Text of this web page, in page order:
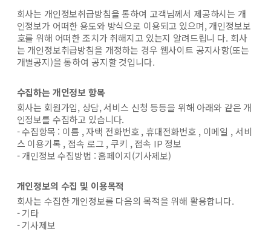
회사는 개인정보취급방침을 통하여 고객님께서 제공하시는 개
인정보가 어떠한 용도와 방식으로 이용되고 있으며, 개인정보보
호를 위해 어떠한 조치가 취해지고 있는지 알려드립니 다. 회사
는 개인정보취급방침을 개정하는 경우 웹사이트 공지사항(또는
개별공지)을 통하여 공지할 것입니다.
수집하는 개인정보 항목
회사는 회원가입, 상담, 서비스 신청 등등을 위해 아래와 같은 개
인정보를 수집하고 있습니다.
- 수집항목 : 이름 , 자택 전화번호 , 휴대전화번호 , 이메일 , 서비
스 이용기록 , 접속 로그 , 쿠키 , 접속 IP 정보
- 개인정보 수집방법 : 홈페이지(기사제보)
개인정보의 수집 및 이용목적
회사는 수집한 개인정보를 다음의 목적을 위해 활용합니다.
- 기타
- 기사제보